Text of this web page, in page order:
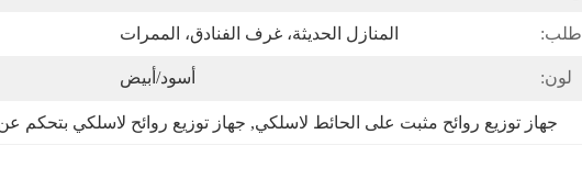
طلب: المنازل الحديثة، غرف الفنادق، الممرات
لون: أسود/أبيض
جهاز توزيع روائح مثبت على الحائط لاسلكي, جهاز توزيع روائح لاسلكي بتحكم